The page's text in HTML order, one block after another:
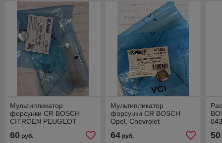
Мультипликатор
форсунки CR BOSCH
CITROEN PEUGEOT
60 руб.
Мультипликатор
форсунки CR BOSCH
Opel, Chevrolet
87369E
64руб. 50